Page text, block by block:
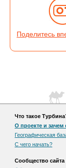
Поделитесь
Что такое
О проекте и зачем
Географическая
С чего начать?
Сообщество сайта